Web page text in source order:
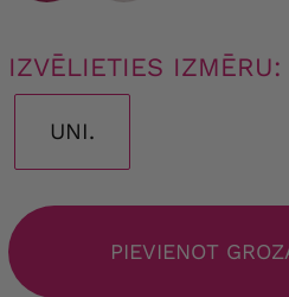
IZVĒLIETIES IZMĒRU:
UNI.
PIEVIENOT